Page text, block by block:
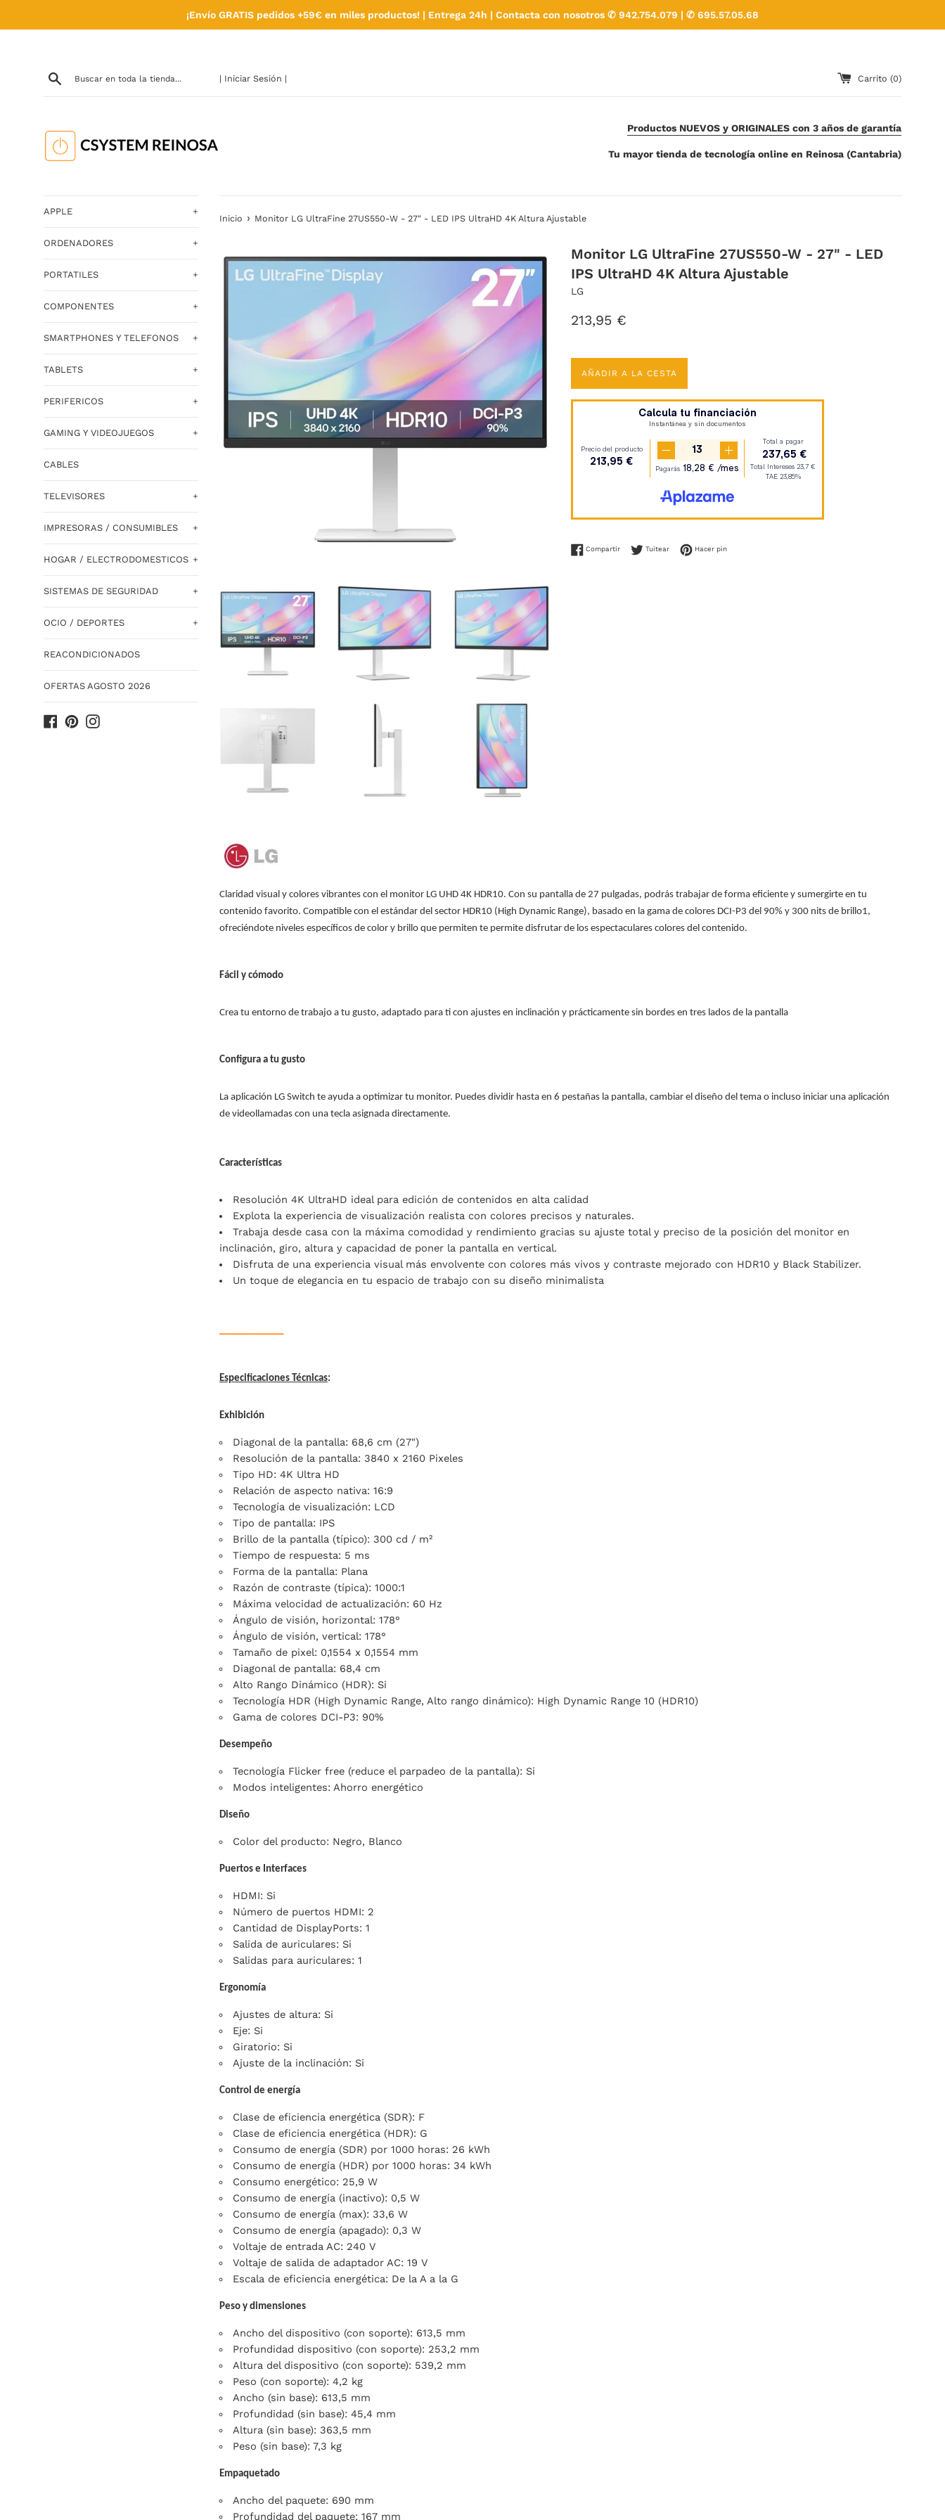
¡Envío GRATIS pedidos +59€ en miles productos! | Entrega 24h | Contacta con nosotros ✆ 942.754.079 | ✆ 695.57.05.68
| Iniciar Sesión | Carrito (0)
Productos NUEVOS y ORIGINALES con 3 años de garantía
Tu mayor tienda de tecnología online en Reinosa (Cantabria)
APPLE +
ORDENADORES +
PORTATILES +
COMPONENTES +
SMARTPHONES Y TELEFONOS +
TABLETS +
PERIFERICOS +
GAMING Y VIDEOJUEGOS +
CABLES
TELEVISORES +
IMPRESORAS / CONSUMIBLES +
HOGAR / ELECTRODOMESTICOS +
SISTEMAS DE SEGURIDAD +
OCIO / DEPORTES +
REACONDICIONADOS
OFERTAS AGOSTO 2026
Facebook
PinterestInstagram
Inicio › Monitor LG UltraFine 27US550-W - 27" - LED IPS UltraHD 4K Altura Ajustable
Monitor LG UltraFine 27US550-W - 27" - LED
IPS UltraHD 4K Altura Ajustable
LG
Precio
213,95 €
AÑADIR A LA CESTA
CompartirCompartir en Facebook
TuitearTuitear en Twitter
Hacer pinPinear en Pinterest
Claridad visual y colores vibrantes con el monitor LG UHD 4K HDR10. Con su pantalla de 27 pulgadas, podrás trabajar de forma eficiente y sumergirte en tu
contenido favorito. Compatible con el estándar del sector HDR10 (High Dynamic Range), basado en la gama de colores DCI-P3 del 90% y 300 nits de brillo1,
ofreciéndote niveles específicos de color y brillo que permiten te permite disfrutar de los espectaculares colores del contenido.
Fácil y cómodo
Crea tu entorno de trabajo a tu gusto, adaptado para ti con ajustes en inclinación y prácticamente sin bordes en tres lados de la pantalla
Configura a tu gusto
La aplicación LG Switch te ayuda a optimizar tu monitor. Puedes dividir hasta en 6 pestañas la pantalla, cambiar el diseño del tema o incluso iniciar una aplicación
de videollamadas con una tecla asignada directamente.
Características
Resolución 4K UltraHD ideal para edición de contenidos en alta calidad
Explota la experiencia de visualización realista con colores precisos y naturales.
Trabaja desde casa con la máxima comodidad y rendimiento gracias su ajuste total y preciso de la posición del monitor en
inclinación, giro, altura y capacidad de poner la pantalla en vertical.
Disfruta de una experiencia visual más envolvente con colores más vivos y contraste mejorado con HDR10 y Black Stabilizer.
Un toque de elegancia en tu espacio de trabajo con su diseño minimalista
Especificaciones Técnicas:
Exhibición
Diagonal de la pantalla: 68,6 cm (27")
Resolución de la pantalla: 3840 x 2160 Pixeles
Tipo HD: 4K Ultra HD
Relación de aspecto nativa: 16:9
Tecnología de visualización: LCD
Tipo de pantalla: IPS
Brillo de la pantalla (típico): 300 cd / m²
Tiempo de respuesta: 5 ms
Forma de la pantalla: Plana
Razón de contraste (típica): 1000:1
Máxima velocidad de actualización: 60 Hz
Ángulo de visión, horizontal: 178°
Ángulo de visión, vertical: 178°
Tamaño de pixel: 0,1554 x 0,1554 mm
Diagonal de pantalla: 68,4 cm
Alto Rango Dinámico (HDR): Si
Tecnología HDR (High Dynamic Range, Alto rango dinámico): High Dynamic Range 10 (HDR10)
Gama de colores DCI-P3: 90%
Desempeño
Tecnología Flicker free (reduce el parpadeo de la pantalla): Si
Modos inteligentes: Ahorro energético
Diseño
Color del producto: Negro, Blanco
Puertos e Interfaces
HDMI: Si
Número de puertos HDMI: 2
Cantidad de DisplayPorts: 1
Salida de auriculares: Si
Salidas para auriculares: 1
Ergonomía
Ajustes de altura: Si
Eje: Si
Giratorio: Si
Ajuste de la inclinación: Si
Control de energía
Clase de eficiencia energética (SDR): F
Clase de eficiencia energética (HDR): G
Consumo de energía (SDR) por 1000 horas: 26 kWh
Consumo de energía (HDR) por 1000 horas: 34 kWh
Consumo energético: 25,9 W
Consumo de energía (inactivo): 0,5 W
Consumo de energía (max): 33,6 W
Consumo de energía (apagado): 0,3 W
Voltaje de entrada AC: 240 V
Voltaje de salida de adaptador AC: 19 V
Escala de eficiencia energética: De la A a la G
Peso y dimensiones
Ancho del dispositivo (con soporte): 613,5 mm
Profundidad dispositivo (con soporte): 253,2 mm
Altura del dispositivo (con soporte): 539,2 mm
Peso (con soporte): 4,2 kg
Ancho (sin base): 613,5 mm
Profundidad (sin base): 45,4 mm
Altura (sin base): 363,5 mm
Peso (sin base): 7,3 kg
Empaquetado
Ancho del paquete: 690 mm
Profundidad del paquete: 167 mm